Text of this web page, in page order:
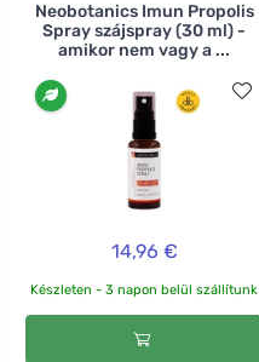
Neobotanics Imun Propolis
Spray szájspray (30 ml) -
amikor nem vagy a ...
14,96 €
Készleten - 3 napon belül szállítunk